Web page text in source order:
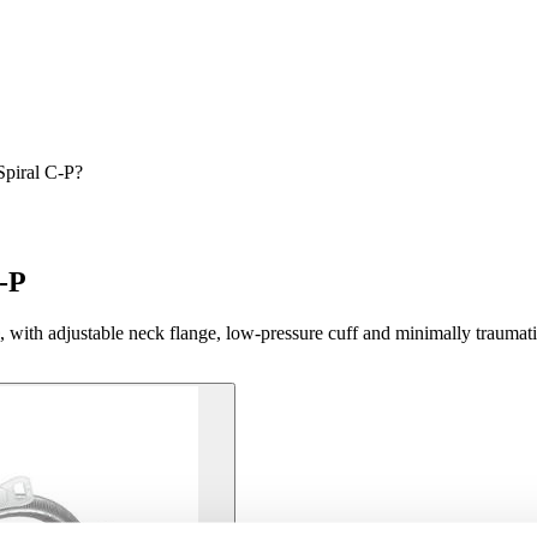
P
adjustable neck flange, low-pressure cuff and minimally
C-P?